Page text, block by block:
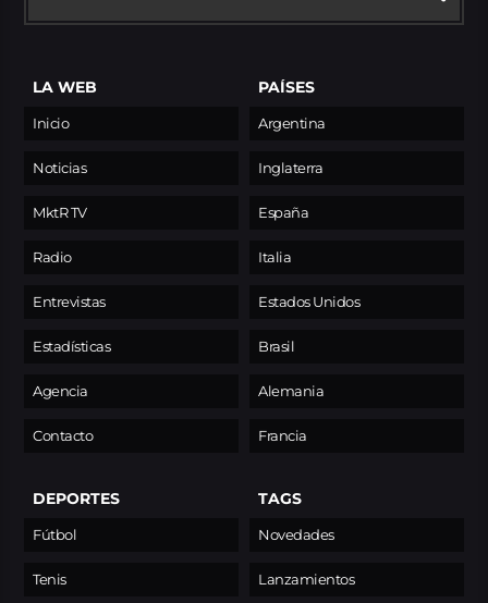
LA WEB
Inicio
Noticias
MktR TV
Radio
Entrevistas
Estadísticas
Agencia
Contacto
PAÍSES
Argentina
Inglaterra
España
Italia
Estados Unidos
Brasil
Alemania
Francia
DEPORTES
Fútbol
Tenis
TAGS
Novedades
Lanzamientos